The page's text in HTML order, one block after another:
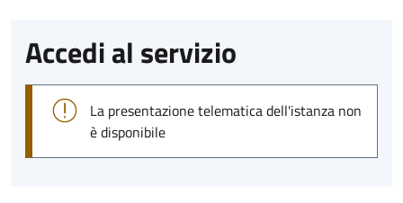
Accedi al servizio
La presentazione telematica dell'istanza non
è disponibile